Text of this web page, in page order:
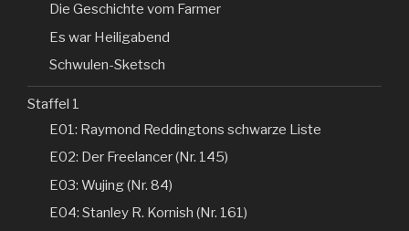
Die Geschichte vom Farmer
Es war Heiligabend
Schwulen-Sketsch
Staffel 1
E01: Raymond Reddingtons schwarze Liste
E02: Der Freelancer (Nr. 145)
E03: Wujing (Nr. 84)
E04: Stanley R. Kornish (Nr. 161)